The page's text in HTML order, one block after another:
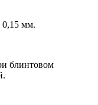
0,15 мм.
блинтовом